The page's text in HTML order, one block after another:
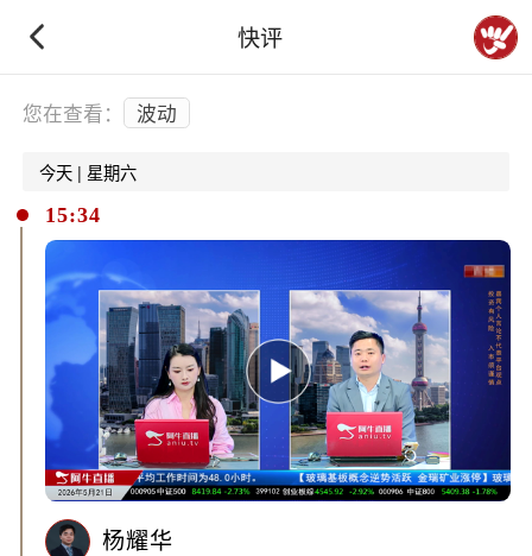
快评
下拉刷新
您在查看： 波动
今天 | 星期六
15:34
杨耀华